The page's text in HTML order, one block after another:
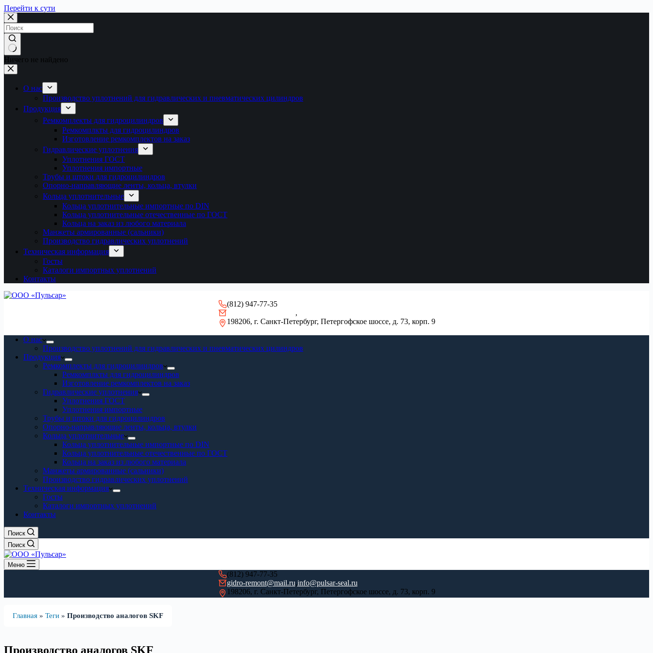
Перейти к сути
Ничего не найдено
О нас
Производство уплотнений для гидравлических и пневматических цилиндров
Продукция
Ремкомплекты для гидроцилиндров
Ремкомплкты для гидроцилиндров
Изготовление ремкомплектов на заказ
Гидравлические уплотнения
Уплотнения ГОСТ
Уплотнения импортные
Трубы и штоки для гидроцилиндров
Опорно-направляющие ленты, кольца, втулки
Кольца уплотнительные
Кольца уплотнительные импортные по DIN
Кольца уплотнительные отечественные по ГОСТ
Кольца на заказ из любого материала
Манжеты армированные (сальники)
Производство гидравлических уплотнений
Техническая информация
Госты
Каталоги импортных уплотнений
Контакты
(812) 947-77-35
,
198206, г. Санкт-Петербург, Петергофское шоссе, д. 73, корп. 9
О нас
Производство уплотнений для гидравлических и пневматических цилиндров
Продукция
Ремкомплекты для гидроцилиндров
Ремкомплкты для гидроцилиндров
Изготовление ремкомплектов на заказ
Гидравлические уплотнения
Уплотнения ГОСТ
Уплотнения импортные
Трубы и штоки для гидроцилиндров
Опорно-направляющие ленты, кольца, втулки
Кольца уплотнительные
Кольца уплотнительные импортные по DIN
Кольца уплотнительные отечественные по ГОСТ
Кольца на заказ из любого материала
Манжеты армированные (сальники)
Производство гидравлических уплотнений
Техническая информация
Госты
Каталоги импортных уплотнений
Контакты
Поиск
Поиск
Меню
(812) 947-77-35
gidro-remont@mail.ru,info@pulsar-seal.ru
198206, г. Санкт-Петербург, Петергофское шоссе, д. 73, корп. 9
Главная » Теги » Производство аналогов SKF
Производство аналогов SKF